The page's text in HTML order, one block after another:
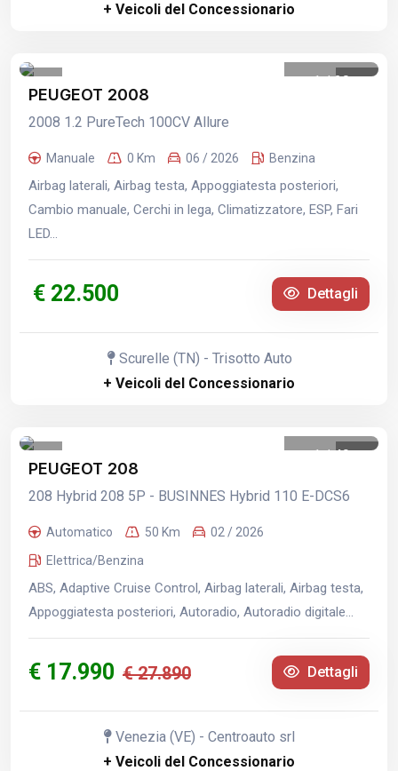
+ Veicoli del Concessionario
1 /20
PEUGEOT 2008
2008 1.2 PureTech 100CV Allure
Manuale 0 Km 06 / 2026 Benzina
Airbag laterali, Airbag testa, Appoggiatesta posteriori,
Cambio manuale, Cerchi in lega, Climatizzatore, ESP, Fari
LED...
€ 22.500 Dettagli
Scurelle (TN) - Trisotto Auto
+ Veicoli del Concessionario
1 /49
PEUGEOT 208
208 Hybrid 208 5P - BUSINNES Hybrid 110 E-DCS6
Automatico 50 Km
02 / 2026
Elettrica/Benzina
ABS, Adaptive Cruise Control, Airbag laterali, Airbag testa,
Appoggiatesta posteriori, Autoradio, Autoradio digitale...
€ 17.990 € 27.890 Dettagli
Venezia (VE) - Centroauto srl
+ Veicoli del Concessionario